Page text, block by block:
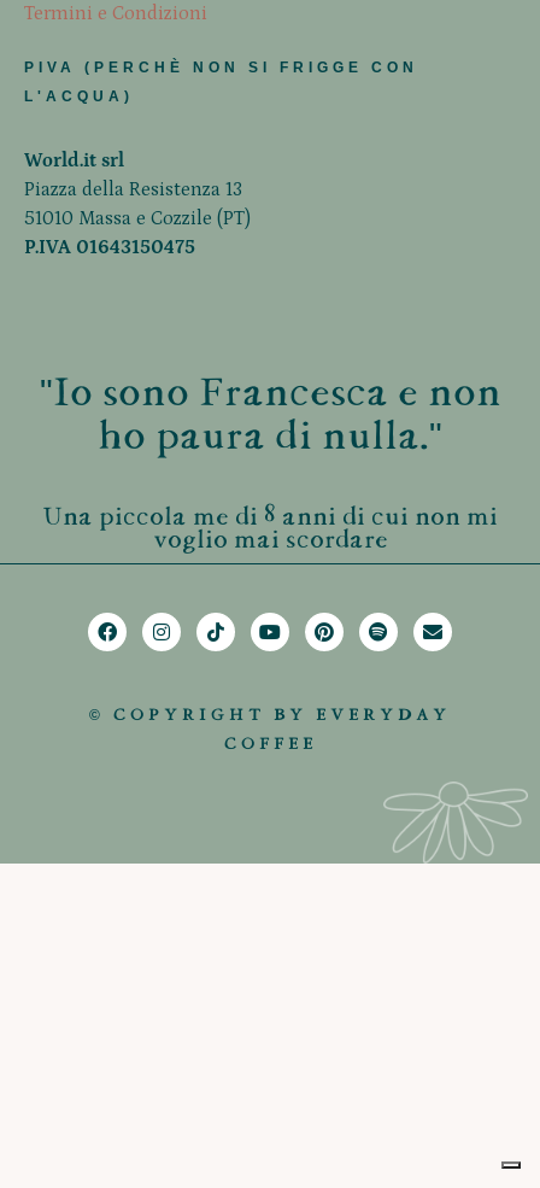
Termini e Condizioni
PIVA (PERCHÈ NON SI FRIGGE CON
L'ACQUA)
World.it srl
Piazza della Resistenza 13
51010 Massa e Cozzile (PT)
P.IVA 01643150475
"Io sono Francesca e non
ho paura di nulla."
Una piccola me di 8 anni di cui non mi
voglio mai scordare
© COPYRIGHT BY EVERYDAY
COFFEE